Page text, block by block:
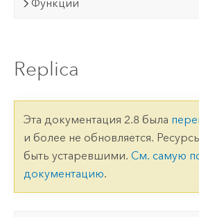
Функции
Replica
Эта документация 2.8 была
и более не обновляется.
быть устаревшими. См. самую
документацию.